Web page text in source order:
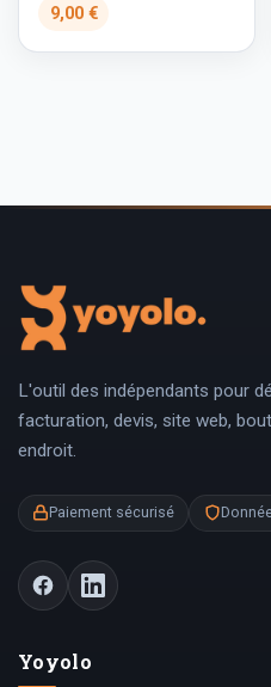
9,00 €
L'outil des indépendants pour
facturation, devis, site web,
endroit.
Paiement sécurisé
Yoyolo